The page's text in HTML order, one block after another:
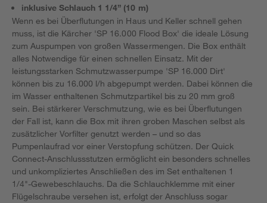
inklusive Schlauch 1 1/4” (10 m)
Wenn es bei Überflutungen in Haus und Keller schnell gehen
muss, ist die Kärcher 'SP 16.000 Flood Box' die ideale Lösung
zum Auspumpen von großen Wassermengen. Die Box enthält
alles Notwendige für einen schnellen Einsatz. Mit der
leistungsstarken Schmutzwasserpumpe 'SP 16.000 Dirt'
können bis zu 16.000 l/h abgepumpt werden. Dabei können die
im Wasser enthaltenen Schmutzpartikel bis zu 20 mm groß
sein. Bei stärkerer Verschmutzung, wie es bei Überflutungen
der Fall ist, kann die Box mit ihren groben Maschen selbst als
zusätzlicher Vorfilter genutzt werden – und so das
Pumpenlaufrad vor einer Verstopfung schützen. Der Quick
Connect-Anschlussstutzen ermöglicht ein besonders schnelles
und unkompliziertes Anschließen des im Set enthaltenen 1
1/4"-Gewebeschlauchs. Da die Schlauchklemme mit einer
Flügelschraube versehen ist, erfolgt der Anschluss sogar